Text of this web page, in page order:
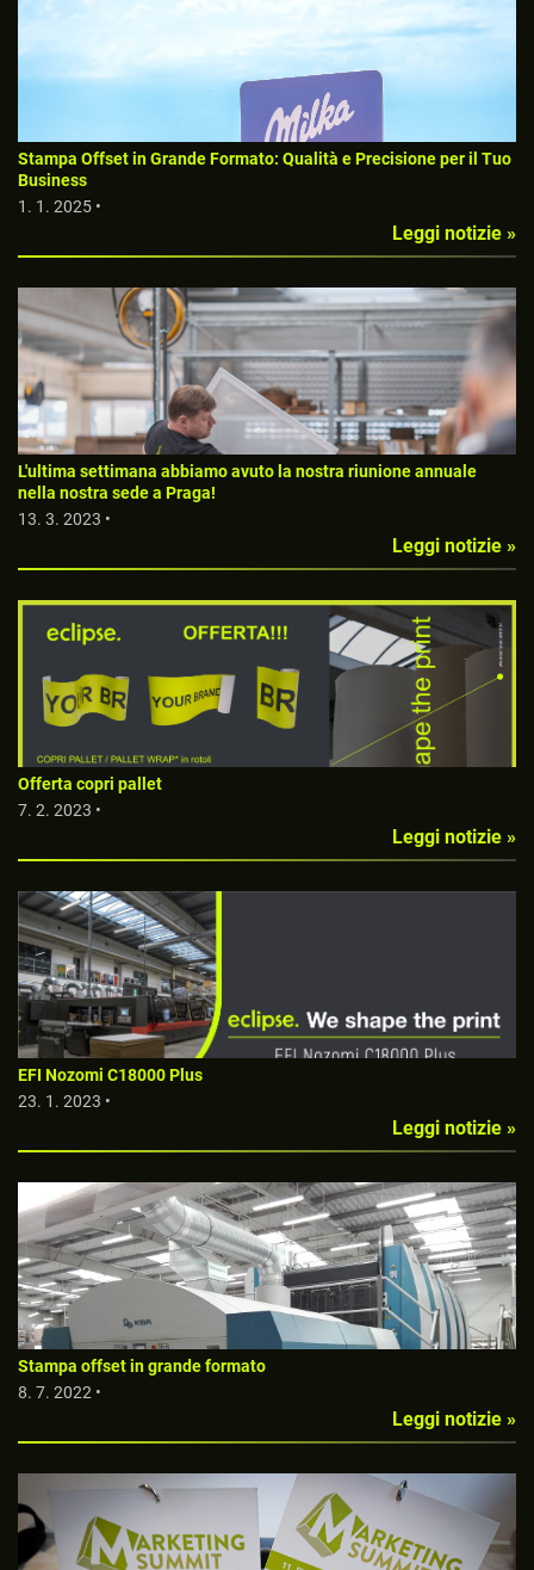
Stampa Offset in Grande Formato: Qualità e Precisione per il Tuo
Business
1. 1. 2025 •
Leggi notizie »
L'ultima settimana abbiamo avuto la nostra riunione annuale
nella nostra sede a Praga!
13. 3. 2023 •
Leggi notizie »
Offerta copri pallet
7. 2. 2023 •
Leggi notizie »
EFI Nozomi C18000 Plus
23. 1. 2023 •
Leggi notizie »
Stampa offset in grande formato
8. 7. 2022 •
Leggi notizie »